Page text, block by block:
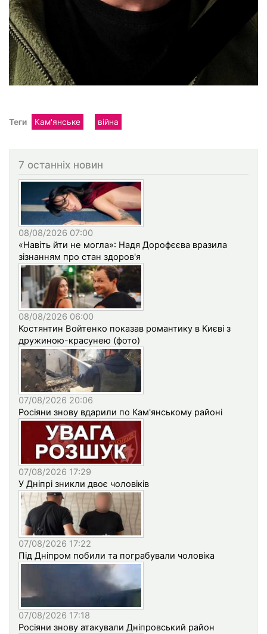
Теги Кам'янське війна
7 останніх новин
08/08/2026 07:00
«Навіть йти не могла»: Надя Дорофєєва вразила
зізнанням про стан здоров'я
08/08/2026 06:00
Костянтин Войтенко показав романтику в Києві з
дружиною-красунею (фото)
07/08/2026 20:06
Росіяни знову вдарили по Кам'янському районі
07/08/2026 17:29
У Дніпрі зникли двоє чоловіків
07/08/2026 17:22
Під Дніпром побили та пограбували чоловіка
07/08/2026 17:18
Росіяни знову атакували Дніпровський район